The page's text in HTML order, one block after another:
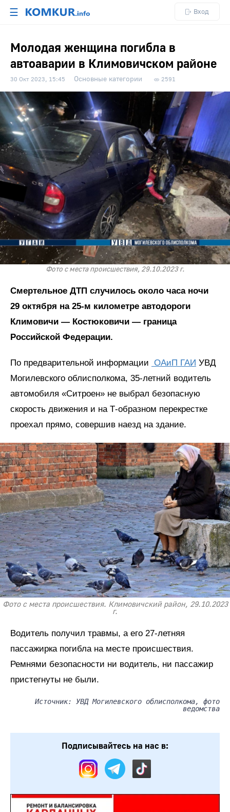
☰ Вход
Молодая женщина погибла в
автоаварии в Климовичском районе
30 Окт 2023, 15:45 Основные категории 2591
Фото с места происшествия, 29.10.2023 г.
Смертельное ДТП случилось около часа ночи
29 октября на 25-м километре автодороги
Климовичи — Костюковичи — граница
Российской Федерации.
По предварительной информации ОАиП ГАИ УВД
Могилевского облисполкома, 35-летний водитель
автомобиля «Ситроен» не выбрал безопасную
скорость движения и на Т-образном перекрестке
проехал прямо, совершив наезд на здание.
Фото с места происшествия. Климовичский район, 29.10.2023
г.
Водитель получил травмы, а его 27-летняя
пассажирка погибла на месте происшествия.
Ремнями безопасности ни водитель, ни пассажир
пристегнуты не были.
Источник: УВД Могилевского облисполкома, фото
ведомства
Подписывайтесь на нас в: